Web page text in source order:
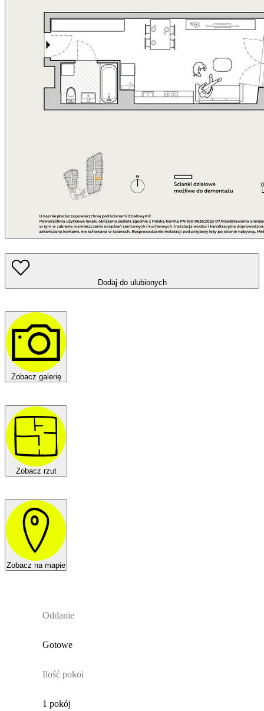
Dodaj do ulubionych
Zobacz galerię
Zobacz rzut
Zobacz na mapie
Oddanie
Gotowe
Ilość pokoi
1 pokój